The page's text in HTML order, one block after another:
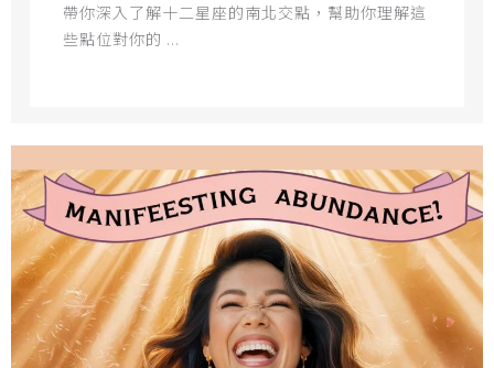
帶你深入了解十二星座的南北交點，幫助你理解這
些點位對你的 ...